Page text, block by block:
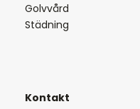
Golvvård
Städning
Kontakt